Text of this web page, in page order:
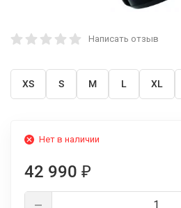
Написать отзыв
XS S M L XL
Нет в наличии
42 990 ₽